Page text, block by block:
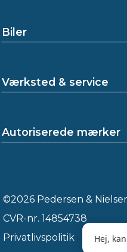
Biler
Værksted & service
Autoriserede mærker
©2026 Pedersen &
CVR-nr. 14854738
Privatlivspolitik